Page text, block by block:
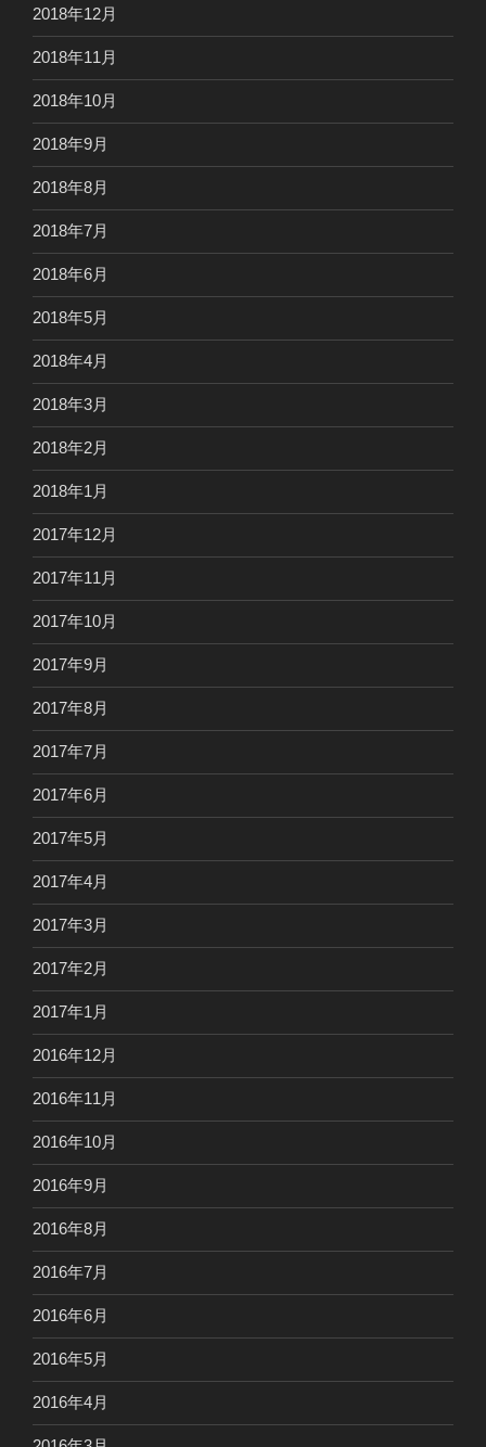
2018年12月
2018年11月
2018年10月
2018年9月
2018年8月
2018年7月
2018年6月
2018年5月
2018年4月
2018年3月
2018年2月
2018年1月
2017年12月
2017年11月
2017年10月
2017年9月
2017年8月
2017年7月
2017年6月
2017年5月
2017年4月
2017年3月
2017年2月
2017年1月
2016年12月
2016年11月
2016年10月
2016年9月
2016年8月
2016年7月
2016年6月
2016年5月
2016年4月